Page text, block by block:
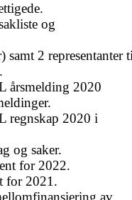
og
samt 2 representanter
årsmelding 2020
regnskap 2020 i
og saker.
for 2022.
for 2021.
av